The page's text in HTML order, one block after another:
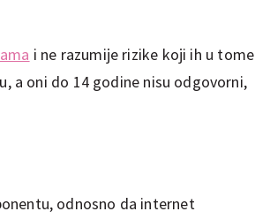
i ne razumije rizike koji ih u tome
a oni do 14 godine nisu odgovorni,
odnosno da internet